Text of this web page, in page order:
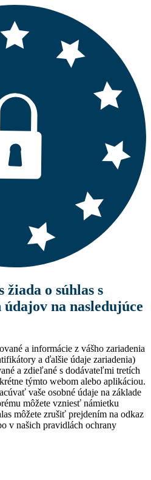
žiada o súhlas s
na nasledujúce
a informácie z vášho zariadenia
a ďalšie údaje zariadenia)
a zdieľané s dodávateľmi tretích
týmto webom alebo aplikáciou.
vaše osobné údaje na základe
môžete vzniesť námietku
môžete zrušiť prejdením na odkaz
v našich pravidlách ochrany